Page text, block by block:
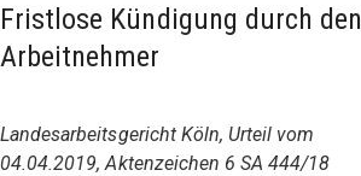
Fristlose Kündigung durch den
Arbeitnehmer
Landesarbeitsgericht Köln, Urteil vom
04.04.2019, Aktenzeichen 6 SA 444/18